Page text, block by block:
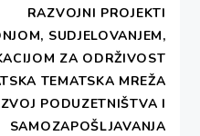
RAZVOJNI PROJEKTI
SUDJELOVANJEM,
ZA ODRŽIVOST
TEMATSKA MREŽA
PODUZETNIŠTVA I
SAMOZAPOŠLJAVANJA
for
2015 BY